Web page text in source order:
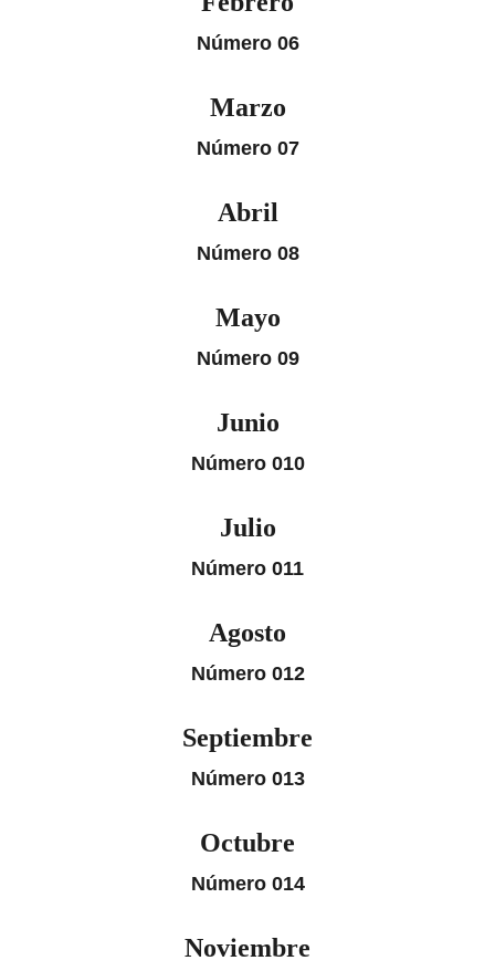
Número 06
Marzo
Número 07
Abril
Número 08
Mayo
Número 09
Junio
Número 010
Julio
Número 011
Agosto
Número 012
Septiembre
Número 013
Octubre
Número 014
Noviembre